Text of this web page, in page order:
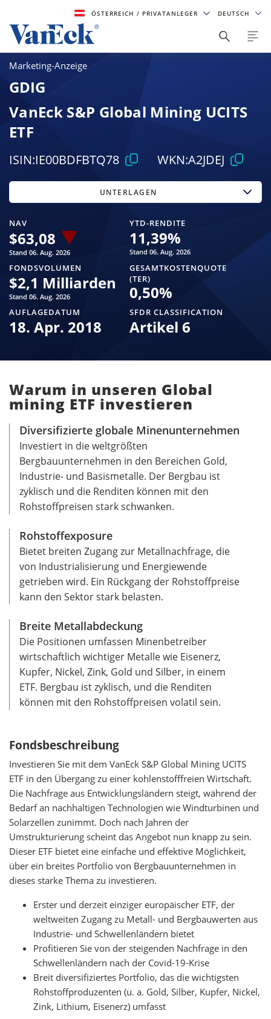
ÖSTERREICH/ PRIVATANLEGER DEUTSCH
Marketing-Anzeige
GDIG
VanEck S&P Global Mining UCITS
ETF
ISIN:IE00BDFBTQ78 WKN:A2JDEJ
NAV
$63,08
Stand 06. Aug. 2026
YTD-RENDITE
11,39%
Stand 06. Aug. 2026
FONDSVOLUMEN
$2,1 Milliarden
Stand 06. Aug. 2026
GESAMTKOSTENQUOTE
(TER)
0,50%
AUFLAGEDATUM
18. Apr. 2018
SFDR CLASSIFICATION
Artikel 6
UNTERLAGEN
Warum in unseren Global
mining ETF investieren
Diversifizierte globale Minenunternehmen
Investiert in die weltgrößten
Bergbauunternehmen in den Bereichen Gold,
Industrie- und Basismetalle. Der Bergbau ist
zyklisch und die Renditen können mit den
Rohstoffpreisen stark schwanken.
Rohstoffexposure
Bietet breiten Zugang zur Metallnachfrage, die
von Industrialisierung und Energiewende
getrieben wird. Ein Rückgang der Rohstoffpreise
kann den Sektor stark belasten.
Breite Metallabdeckung
Die Positionen umfassen Minenbetreiber
wirtschaftlich wichtiger Metalle wie Eisenerz,
Kupfer, Nickel, Zink, Gold und Silber, in einem
ETF. Bergbau ist zyklisch, und die Renditen
können mit den Rohstoffpreisen volatil sein.
Fondsbeschreibung
Investieren Sie mit dem VanEck S&P Global Mining UCITS
ETF in den Übergang zu einer kohlenstofffreien Wirtschaft.
Die Nachfrage aus Entwicklungsländern steigt, während der
Bedarf an nachhaltigen Technologien wie Windturbinen und
Solarzellen zunimmt. Doch nach Jahren der
Umstrukturierung scheint das Angebot nun knapp zu sein.
Dieser ETF bietet eine einfache und effektive Möglichkeit,
über ein breites Portfolio von Bergbauunternehmen in
dieses starke Thema zu investieren.
Erster und derzeit einziger europäischer ETF, der
weltweiten Zugang zu Metall- und Bergbauwerten aus
Industrie- und Schwellenländern bietet
Profitieren Sie von der steigenden Nachfrage in den
Schwellenländern nach der Covid-19-Krise
Breit diversifiziertes Portfolio, das die wichtigsten
Rohstoffproduzenten (u. a. Gold, Silber, Kupfer, Nickel,
Zink, Lithium, Eisenerz) umfasst